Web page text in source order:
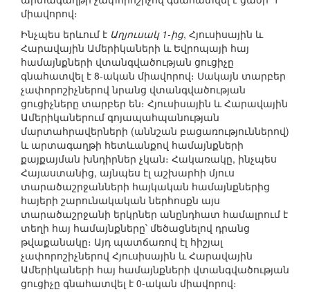
միավորով։
Ինչպես երևում է Աղյուսակ 1-ից, Հյուսիսային և
Հարավային Ամերիկաների և Եվրոպայի հայ
համայնքների վտանգվածության ցուցիչը
գնահատվել է 8-ական միավորով։ Սակայն տարբեր
չափորոշիչներով նրանց վտանգվածության
ցուցիչները տարբեր են։ Հյուսիսային և Հարավային
Ամերիկաներում գոյապահպանության
մարտահրավերների (աննշան բացառություններով)
և արտագաղթի հետևանքով համայնքների
քայքայման խնդիրներ չկան։ Հակառակը, ինչպես
Հայաստանից, այնպես էլ աշխարհի մյուս
տարածաշրջանների հայկական համայնքներից
հայերի շարունակական ներհոսքն այս
տարածաշրջանի երկրներ անընդհատ համալրում է
տեղի հայ համայնքները՝ մեծացնելով դրանց
թվաքանակը։ Այդ պատճառով էլ հիշյալ
չափորոշիչներով Հյուսիսային և Հարավային
Ամերիկաների հայ համայնքների վտանգվածության
ցուցիչը գնահատվել է 0-ական միավորով։